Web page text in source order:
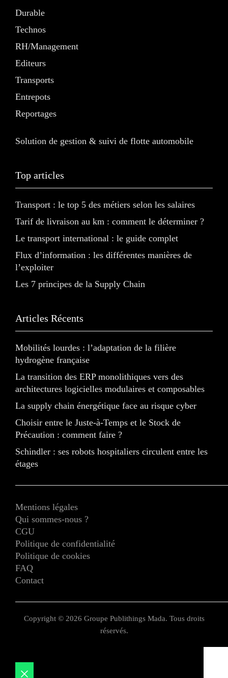
Durable
Technos
RH/Management
Editeurs
Transports
Entrepots
Reportages
Solution de gestion & suivi de flotte automobile
Top articles
Transport : le top 5 des métiers selon les salaires
Tarif de livraison au km : comment le déterminer ?
Le transport international : le guide complet
Flux d’information : les différentes manières de
l’exploiter
Les 7 principes de la Supply Chain
Articles Récents
Mobilités lourdes : l’adaptation de la filière
hydrogène française
La transition des ERP monolithiques vers des
architectures logicielles modulaires et composables
La supply chain énergétique face au risque cyber
Choisir entre le Juste-à-Temps et le Stock de
Précaution : comment faire ?
Schindler : ses robots hospitaliers circulent entre les
étages
Mentions légales
Qui sommes-nous ?
CGU
Politique de confidentialité
Politique de cookies
FAQ
Contact
Copyright © 2026 Groupe Publithings Mada. Tous droits
réservés.